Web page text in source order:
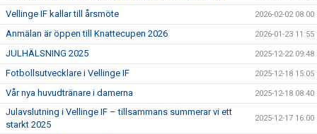
Vellinge IF kallar till årsmöte 2026-02-02 08:00
Anmälan är öppen till Knattecupen 2026 2026-01-23 11:55
JULHÄLSNING 2025 2025-12-22 09:48
Fotbollsutvecklare i Vellinge IF 2025-12-18 15:05
Vår nya huvudtränare i damerna 2025-12-18 08:40
Julavslutning i Vellinge IF – tillsammans summerar vi ett
starkt 2025
2025-12-17 16:00